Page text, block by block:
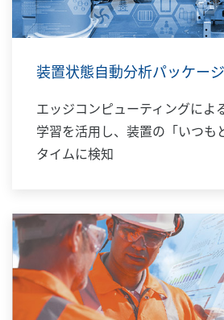
装置状態自動分析パッケージ
エッジコンピューティングによ
学習を活用し、装置の「いつも
タイムに検知